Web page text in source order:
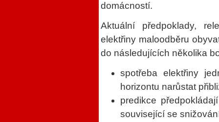
domácností.
Aktuální předpoklady,
elektřiny maloodběru
do následujících několika
spotřeba elektřiny
horizontu narůstat
predikce
související se